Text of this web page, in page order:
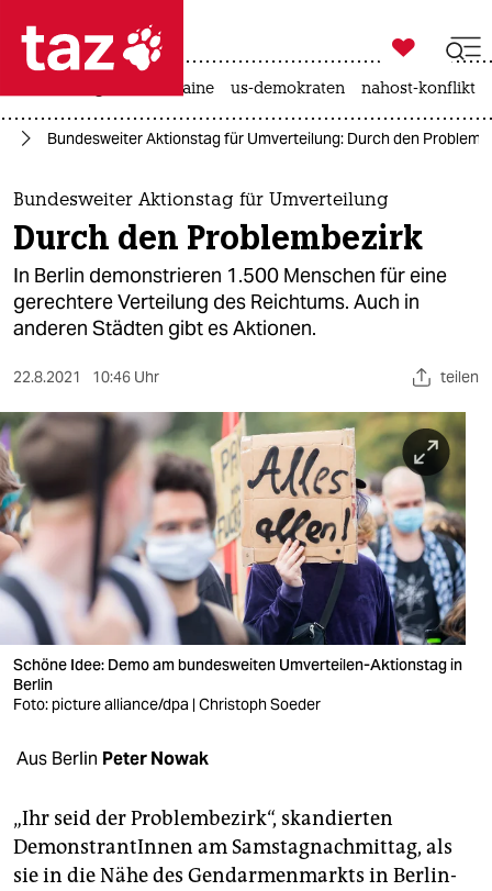
 taz zahl ich
taz zahl ich
themen
politik
öko
sport
berlin
nord
wahrheit
verlag
verlag
shop
fragen & hilfe
unterstützen

taz zahl ich
krieg in der ukraine us-demokraten nahost-konflikt
Bundesweiter Aktionstag für Umverteilung: Durch den
Bundesweiter Aktionstag für Umverteilung
Durch den Problembezirk
In Berlin demonstrieren 1.500 Menschen für eine
gerechtere Verteilung des Reichtums. Auch in
anderen Städten gibt es Aktionen.
22.8.2021 10:46 Uhr teilen
Schöne Idee: Demo am bundesweiten Umverteilen-Aktionstag in
Berlin
Foto: picture alliance/dpa | Christoph Soeder
Aus Berlin Peter Nowak
„Ihr seid der Problembezirk“, skandierten
DemonstrantInnen am Samstagnachmittag, als
sie in die Nähe des Gendarmenmarkts in Berlin-